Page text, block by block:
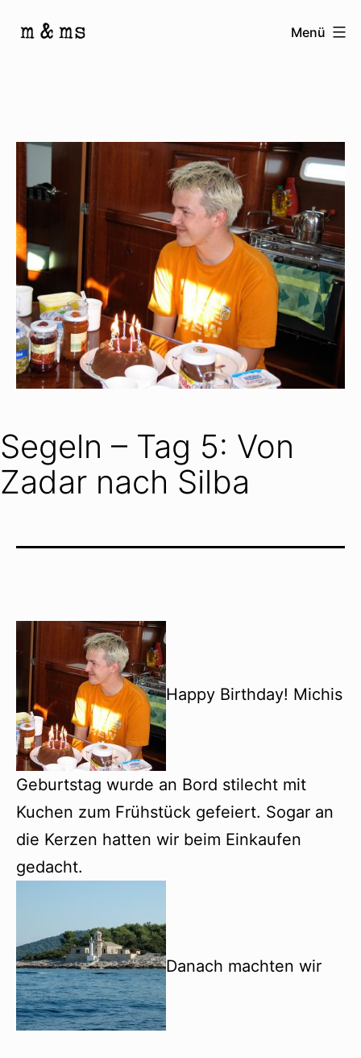
Inhalt
&
Menü
Segeln – Tag 5: Von
Zadar nach Silba
Happy Birthday! Michis
Geburtstag wurde an Bord stilecht mit
Kuchen zum Frühstück gefeiert. Sogar an
die Kerzen hatten wir beim Einkaufen
gedacht.
Danach machten wir